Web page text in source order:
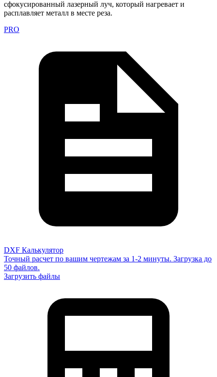
сфокусированный лазерный луч, который нагревает и
расплавляет металл в месте реза.
PRO
DXF Калькулятор
Точный расчет по вашим чертежам за 1-2 минуты. Загрузка до
50 файлов.
Загрузить файлы